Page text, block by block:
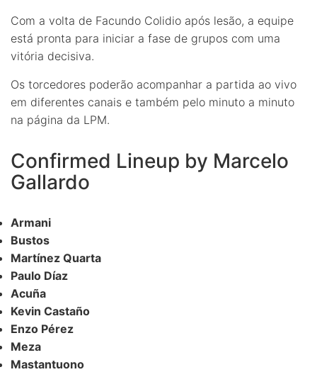
Com a volta de Facundo Colidio após lesão, a equipe
está pronta para iniciar a fase de grupos com uma
vitória decisiva.
Os torcedores poderão acompanhar a partida ao vivo
em diferentes canais e também pelo minuto a minuto
na página da LPM.
Confirmed Lineup by Marcelo
Gallardo
Armani
Bustos
Martínez Quarta
Paulo Díaz
Acuña
Kevin Castaño
Enzo Pérez
Meza
Mastantuono